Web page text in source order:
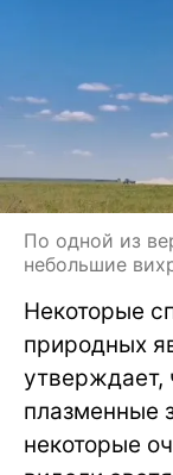
По одной из
небольшие
Некоторые
природных
утверждает,
плазменные
некоторые